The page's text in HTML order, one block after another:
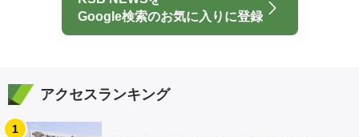
Google検索のお気に入りに登録
アクセスランキング
1